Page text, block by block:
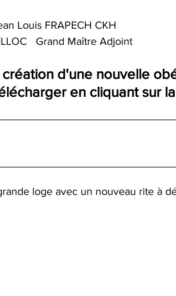
Louis FRAPECH CKH
Grand Maître Adjoint
d'une nouvelle
en cliquant sur
loge avec un nouveau rite à